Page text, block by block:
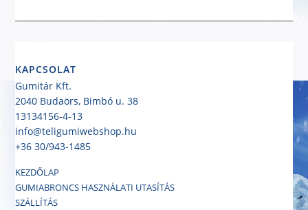
KAPCSOLAT
Gumitár Kft.
2040 Budaörs, Bimbó u. 38
13134156-4-13
info@teligumiwebshop.hu
+36 30/943-1485
KEZDŐLAP
GUMIABRONCS HASZNÁLATI UTASÍTÁS
SZÁLLÍTÁS